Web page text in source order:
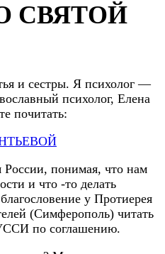
СВЯТОЙ
и сестры. Я психолог —
психолог, Елена
почитать:
России, понимая, что нам
и что -то делать
у Протиерея
(Симферополь) читать
по соглашению.